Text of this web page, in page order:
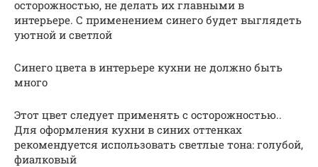
осторожностью, не делать их главными в
интерьере. С применением синего будет выглядеть
уютной и светлой
Синего цвета в интерьере кухни не должно быть
много
Этот цвет следует применять с осторожностью..
Для оформления кухни в синих оттенках
рекомендуется использовать светлые тона: голубой,
фиалковый